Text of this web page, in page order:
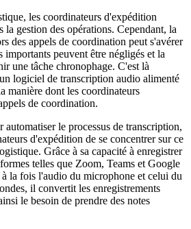
les coordinateurs d'expédition
gestion des opérations. Cependant, la
des appels de coordination peut s'avérer
peuvent être négligés et la
une tâche chronophage. C'est là
logiciel de transcription audio alimenté
manière dont les coordinateurs
de coordination.
automatiser le processus de transcription,
d'expédition de se concentrer sur ce
Grâce à sa capacité à enregistrer
telles que Zoom, Teams et Google
la fois l'audio du microphone et celui du
il convertit les enregistrements
le besoin de prendre des notes